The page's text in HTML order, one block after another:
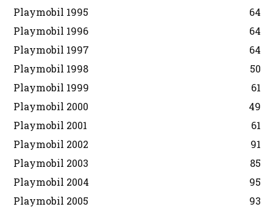
Playmobil 1995
64
Playmobil 1996
64
Playmobil 1997
64
Playmobil 1998
50
Playmobil 1999
61
Playmobil 2000
49
Playmobil 2001
61
Playmobil 2002
91
Playmobil 2003
85
Playmobil 2004
95
Playmobil 2005
93